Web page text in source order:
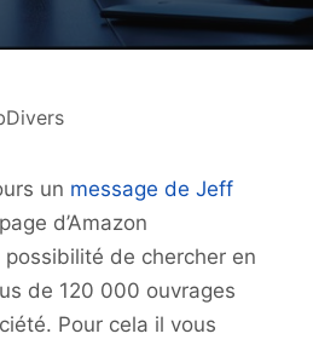
un message de Jeff
d’Amazon
de chercher en
de 120 000 ouvrages
Pour cela il vous